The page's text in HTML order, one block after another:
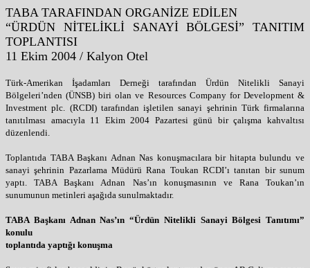
TABA TARAFINDAN ORGANİZE EDİLEN
“ÜRDÜN NİTELİKLİ SANAYİ BÖLGESİ” TANITIM
TOPLANTISI
11 Ekim 2004 / Kalyon Otel
Türk-Amerikan İşadamları Derneği tarafından Ürdün Nitelikli Sanayi
Bölgeleri’nden (ÜNSB) biri olan ve Resources Company for Development &
Investment plc. (RCDI) tarafından işletilen sanayi şehrinin Türk firmalarına
tanıtılması amacıyla 11 Ekim 2004 Pazartesi günü bir çalışma kahvaltısı
düzenlendi.
Toplantıda TABA Başkanı Adnan Nas konuşmacılara bir hitapta bulundu ve
sanayi şehrinin Pazarlama Müdürü Rana Toukan RCDI’ı tanıtan bir sunum
yaptı. TABA Başkanı Adnan Nas’ın konuşmasının ve Rana Toukan’ın
sunumunun metinleri aşağıda sunulmaktadır.
TABA Başkanı Adnan Nas’ın “Ürdün Nitelikli Sanayi Bölgesi Tanıtımı”
konulu
toplantıda yaptığı konuşma